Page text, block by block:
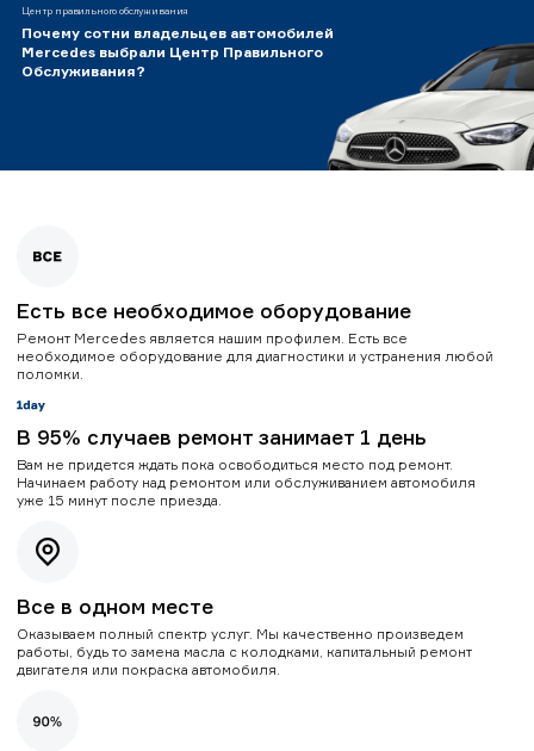
Центр правильного обслуживания
Почему сотни владельцев автомобилей
Mercedes выбрали Центр Правильного
Обслуживания?
Есть все необходимое оборудование
Ремонт Mercedes является нашим профилем. Есть все
необходимое оборудование для диагностики и устранения любой
поломки.
В 95% случаев ремонт занимает 1 день
Вам не придется ждать пока освободиться место под ремонт.
Начинаем работу над ремонтом или обслуживанием автомобиля
уже 15 минут после приезда.
Все в одном месте
Оказываем полный спектр услуг. Мы качественно произведем
работы, будь то замена масла с колодками, капитальный ремонт
двигателя или покраска автомобиля.